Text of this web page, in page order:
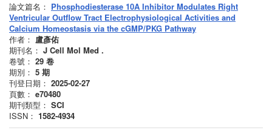
論文篇名： Phosphodiesterase 10A Inhibitor Modulates Right
Ventricular Outflow Tract Electrophysiological Activities and
Calcium Homeostasis via the cGMP/PKG Pathway
作者： 盧彥佑
期刊名： J Cell Mol Med .
卷號： 29 卷
期別： 5 期
刊登日期： 2025-02-27
頁數： e70480
期刊類型： SCI
ISSN： 1582-4934